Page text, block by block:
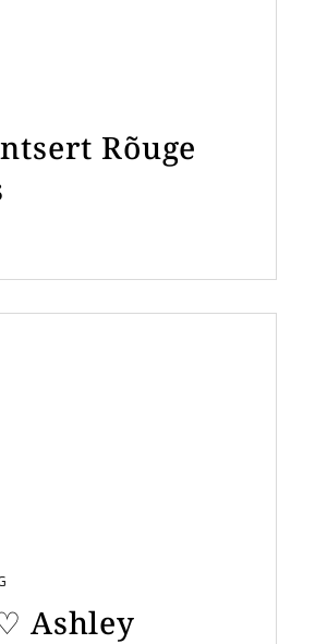
Rõuge
Ashley